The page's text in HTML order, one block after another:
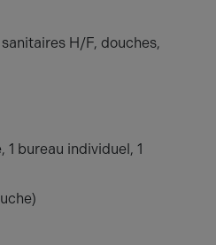
H/F, douches,
1 bureau individuel, 1